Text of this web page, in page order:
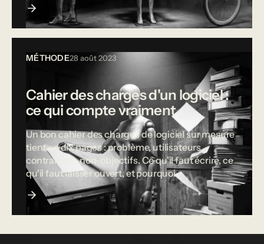
MÉTHODE28 août 2023
Cahier des charges d'un logiciel :
ce qui compte vraiment
Un bon cahier des charges de logiciel sur mesure
tient en dix pages : problème, utilisateurs,
contraintes, non-objectifs. Ce qu'il faut écrire, ce
qu'il faut laisser ouvert, et pourquoi.